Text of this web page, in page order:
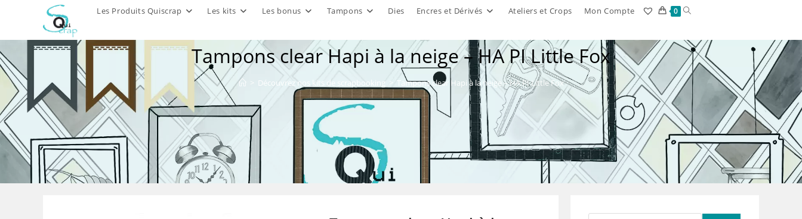
Les Produits Quiscrap Les kits Les bonus Tampons Dies Encres et Dérivés Ateliers et Crops Mon Compte 0 Toggle
search
Tampons clear Hapi à la neige – HA PI Little Fox
> Découvrez nos kits de scrapbooking > Tampons clear Hapi à la neige – HA PI Little Fox